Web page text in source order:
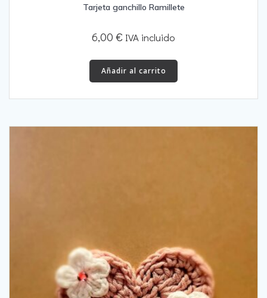
Tarjeta ganchillo Ramillete
6,00 € IVA incluido
Añadir al carrito